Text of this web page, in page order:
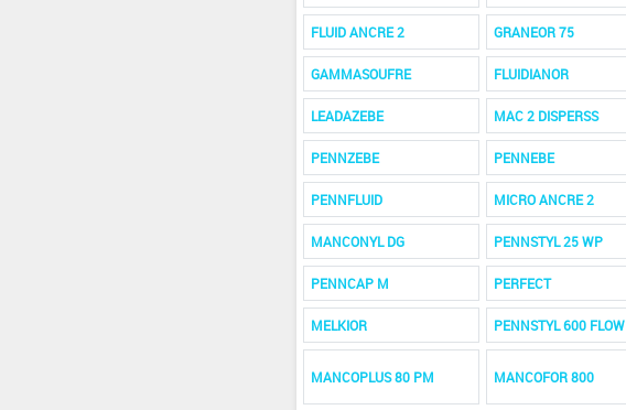
FLUID ANCRE 2 GRANEOR 75
GAMMASOUFRE FLUIDIANOR
LEADAZEBE MAC 2 DISPERSS
PENNZEBE PENNEBE
PENNFLUID MICRO ANCRE 2
MANCONYL DG PENNSTYL 25 WP
PENNCAP M PERFECT
MELKIOR PENNSTYL 600 FLOW
MANCOPLUS 80 PM MANCOFOR 800